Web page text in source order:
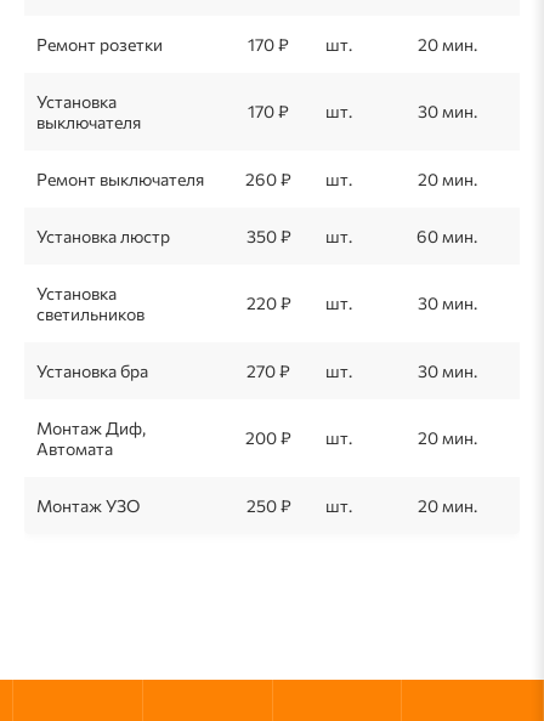
Ремонт розетки 170 ₽ шт. 20 мин.
Установка
выключателя
170 ₽ шт. 30 мин.
Ремонт выключателя 260 ₽ шт. 20 мин.
Установка люстр 350 ₽ шт. 60 мин.
Установка
светильников
220 ₽ шт. 30 мин.
Установка бра 270 ₽ шт. 30 мин.
Монтаж Диф,
Автомата
200 ₽ шт. 20 мин.
Монтаж УЗО 250 ₽ шт. 20 мин.